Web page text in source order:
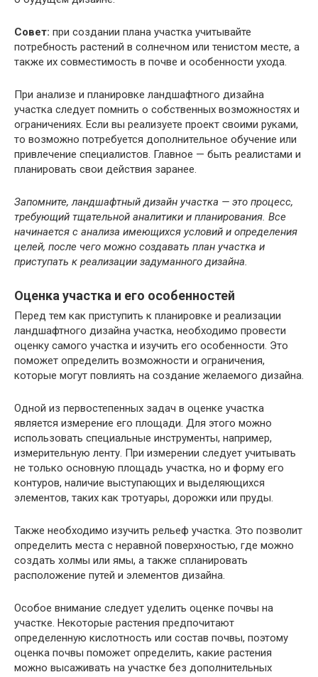
Совет: при создании плана участка учитывайте
потребность растений в солнечном или тенистом месте, а
также их совместимость в почве и особенности ухода.
При анализе и планировке ландшафтного дизайна
участка следует помнить о собственных возможностях и
ограничениях. Если вы реализуете проект своими руками,
то возможно потребуется дополнительное обучение или
привлечение специалистов. Главное — быть реалистами и
планировать свои действия заранее.
Запомните, ландшафтный дизайн участка — это процесс,
требующий тщательной аналитики и планирования. Все
начинается с анализа имеющихся условий и определения
целей, после чего можно создавать план участка и
приступать к реализации задуманного дизайна.
Оценка участка и его особенностей
Перед тем как приступить к планировке и реализации
ландшафтного дизайна участка, необходимо провести
оценку самого участка и изучить его особенности. Это
поможет определить возможности и ограничения,
которые могут повлиять на создание желаемого дизайна.
Одной из первостепенных задач в оценке участка
является измерение его площади. Для этого можно
использовать специальные инструменты, например,
измерительную ленту. При измерении следует учитывать
не только основную площадь участка, но и форму его
контуров, наличие выступающих и выделяющихся
элементов, таких как тротуары, дорожки или пруды.
Также необходимо изучить рельеф участка. Это позволит
определить места с неравной поверхностью, где можно
создать холмы или ямы, а также спланировать
расположение путей и элементов дизайна.
Особое внимание следует уделить оценке почвы на
участке. Некоторые растения предпочитают
определенную кислотность или состав почвы, поэтому
оценка почвы поможет определить, какие растения
можно высаживать на участке без дополнительных